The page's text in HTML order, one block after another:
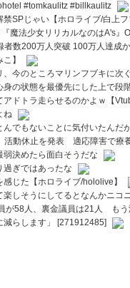
#tomkaulitz #billkaulitz
禁SPじゃい【ホロライブ/白上
魔法少女リリカルなのはA's』
者数200万人突破 100万人達成
】
、今のところマリンフブキに
身の状態を最優先にした上で段
アドトラ走らせるのかよｗ【
ね
んでもないことに気付いたんだ
活動休止を発表 適応障害で療
弱決めたら面白そうだな
過ぎではあったな
じた【ホロライブ/hololive】
楽しそうにしてるとなんかニコ
が58人、裏金議員は21人 も
減らします」 [271912485]